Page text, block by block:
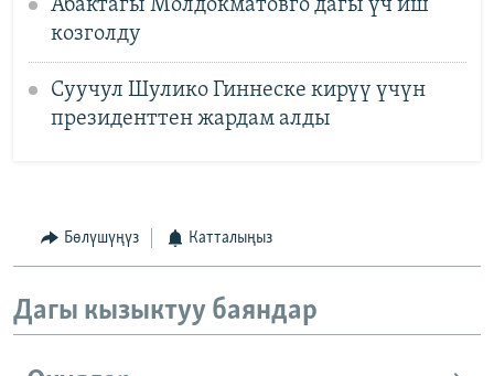
Абактагы Молдокматовго дагы үч иш
козголду
Суучул Шулико Гиннеске кирүү үчүн
президенттен жардам алды
Бөлүшүңүз Катталыңыз
Дагы кызыктуу баяндар